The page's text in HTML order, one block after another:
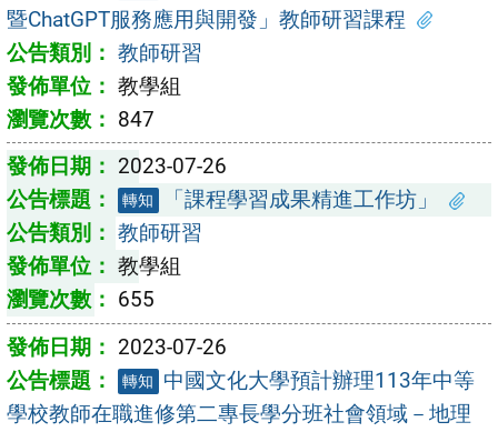
暨ChatGPT服務應用與開發」教師研習課程
教師研習
教學組
847
2023-07-26
轉知
「課程學習成果精進工作坊」
教師研習
教學組
655
2023-07-26
轉知
中國文化大學預計辦理113年中等
學校教師在職進修第二專長學分班社會領域－地理